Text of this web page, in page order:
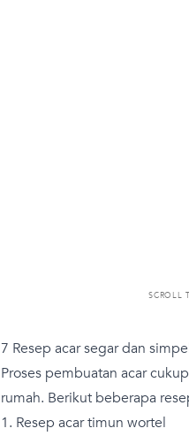
SCROLL
7 Resep acar segar dan
Proses pembuatan acar
rumah. Berikut beberapa
1. Resep acar timun wortel